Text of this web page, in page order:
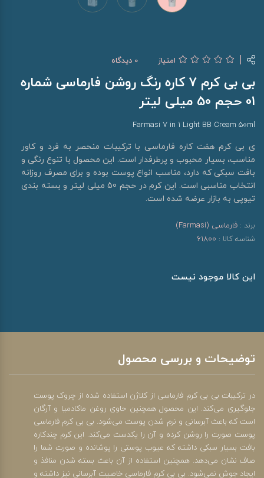
امتیاز 0 دیدگاه
بی بی کرم 7 کاره رنگ روشن فارماسی شماره
01 حجم 50 میلی لیتر
Farmasi 7 in 1 Light BB Cream 50ml
ی بی کرم هفت کاره فارماسی با ترکیبات منحصر به فرد و کاور
مناسب، بسیار محبوب و پرطرفدار است. این محصول با تنوع رنگی و
بافت سبکی که دارد، مناسب انواع پوست بوده و برای مصرف روزانه
انتخاب مناسبی است. این کرم در حجم 50 میلی لیتر و بسته بندی
تیوپی به بازار عرضه شده است.
برند : فارماسی (Farmasi)
شناسه کالا : 61800
این کالا موجود نیست
توضیحات و بررسی محصول
در ترکیبات بی بی کرم فارماسی از کلاژن استفاده شده از چروک پوست
جلوگیری می‌کند. این محصول همچنین حاوی روغن ماکادمیا و آرگان
است که باعث آبرسانی و نرم شدن پوست می‌شود. بی بی کرم فارماسی
پوست صورت را روشن کرده و آن را یکدست می‌کند. این کرم چندکاره
بافت بسیار سبکی داشته که عیوب پوستی را پوشانده و صورت شما را
صاف نشان می‌دهد. همچنین استفاده از آن باعث بسته شدن منافذ و
ایجاد جوش نمی‌شود. بی بی کرم فارماسی خاصیت آبرسانی نیز داشته و